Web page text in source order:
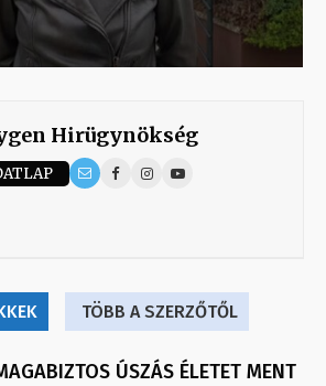
Hirügynökség
TÖBB A SZERZŐTŐL
ÚSZÁS ÉLETET MENT